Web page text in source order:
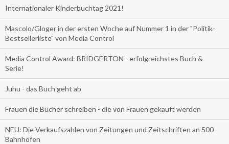
Internationaler Kinderbuchtag 2021!
Mascolo/Gloger in der ersten Woche auf Nummer 1 in der "Politik-
Bestsellerliste" von Media Control
Media Control Award: BRIDGERTON - erfolgreichstes Buch &
Serie!
Juhu - das Buch geht ab
Frauen die Bücher schreiben - die von Frauen gekauft werden
NEU: Die Verkaufszahlen von Zeitungen und Zeitschriften an 500
Bahnhöfen